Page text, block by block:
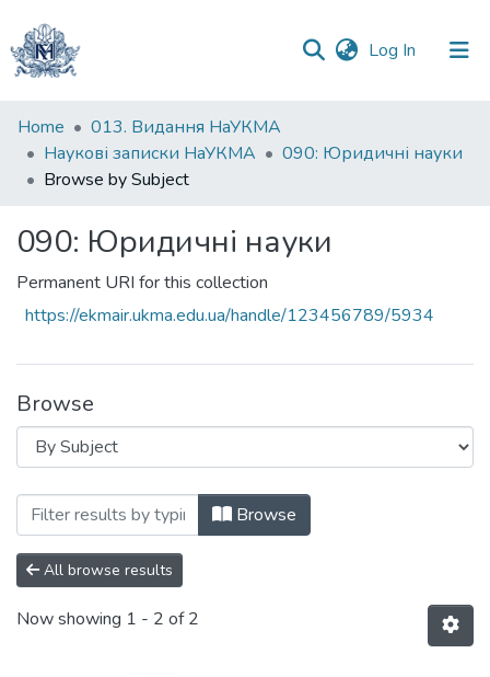
Log In (current)
Communities
&
Collections
Home
013. Видання НаУКМА
Наукові записки НаУКМА
090: Юридичні науки
Browse by Subject
090: Юридичні науки
Permanent URI for this collection
https://ekmair.ukma.edu.ua/handle/123456789/5934
Browse
Browsing 090: Юридичні науки by
Browse
All browse results
Now showing 1 - 2 of 2